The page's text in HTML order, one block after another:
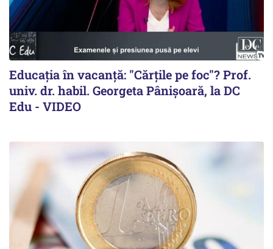
Educația în vacanță: "Cărțile pe foc"? Prof.
univ. dr. habil. Georgeta Pânișoară, la DC
Edu - VIDEO